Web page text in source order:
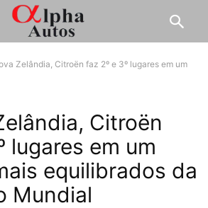
Zelândia, Citroën faz 2º e 3º lugares em um
Citroën
lugares em um
equilibrados da
Mundial